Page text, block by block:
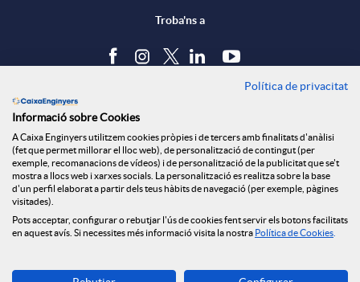
s
S
o
c
c
i
o
a
l
a
Troba'ns a
Política de cookies
Avís legal
Seguretat Online
Canal denúncies
Descarrega-la ara
Política de privacitat
Informació sobre Cookies
A Caixa Enginyers utilitzem cookies pròpies i de tercers amb finalitats d'anàlisi
(fet que permet millorar el lloc web), de personalització de contingut (per
exemple, recomanacions de vídeos) i de personalització de la publicitat que se't
mostra a llocs web i xarxes socials. La personalització es realitza sobre la base
d'un perfil elaborat a partir dels teus hàbits de navegació (per exemple, pàgines
visitades).
Pots acceptar, configurar o rebutjar l'ús de cookies fent servir els botons facilitats
en aquest avís. Si necessites més informació visita la nostra Política de Cookies